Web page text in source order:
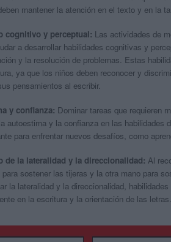
mantener la atención en el texto y en la
cognitivo y perceptual: Las actividades de
a desarrollar habilidades cognitivas y
y la resolución de problemas. Estas
ya que los niños deben reconocer y
pensamientos al escribir.
y confianza: Dominar tareas que requieren
autoestima y la confianza en las habilidades
para enfrentar nuevos desafíos, como
de la lateralidad y la direccionalidad: Al
para sostener las tijeras y la otra mano para
la lateralidad y la direccionalidad,
en la escritura y la orientación de las letras.